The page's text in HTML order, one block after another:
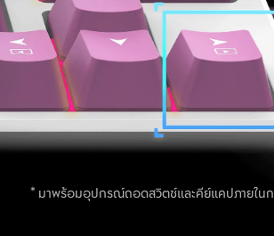
* มาพร้อมอุปกรณ์ถอดสวิตช์และคีย์แคปภายใน